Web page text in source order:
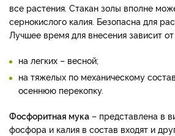
все растения. Стакан золы вполне
сернокислого калия. Безопасна для
Лучшее время для внесения зависит от
на легких – весной;
на тяжелых по механическому
осеннюю перекопку.
Фосфоритная мука – представлена в
фосфора и калия в состав входят и